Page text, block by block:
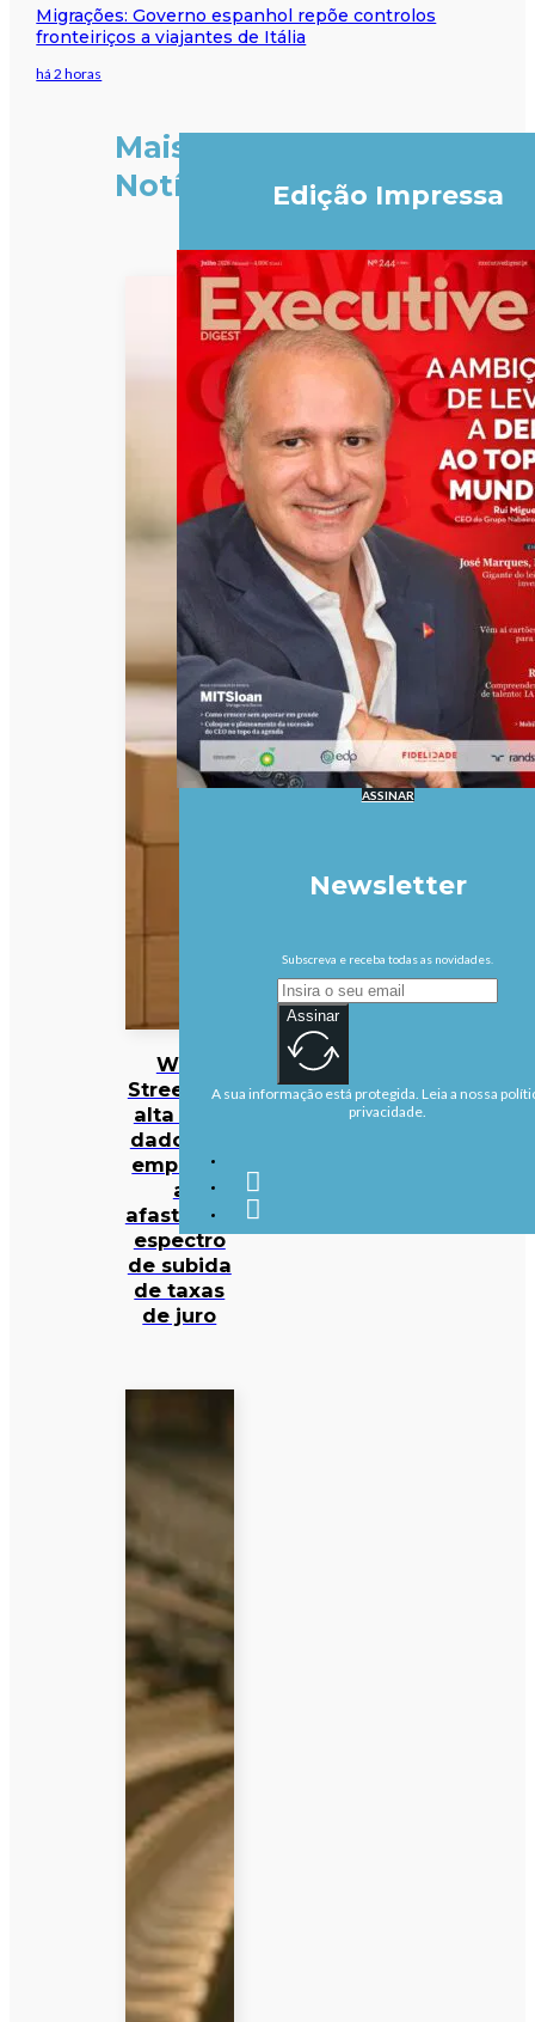
Migrações: Governo espanhol repõe controlos
fronteiriços a viajantes de Itália
há 2 horas
Mais
Notícias
Wall
Street em
alta com
dados de
emprego
a
afastarem
espectro
de subida
de taxas
de juro
Edição Impressa
ASSINAR
Newsletter
Subscreva e receba todas as novidades.
Assinar
A sua informação está protegida. Leia a nossa
privacidade.